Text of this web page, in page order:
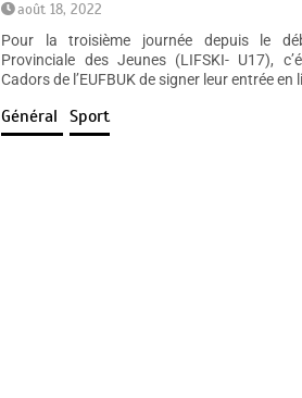
août 18, 2022
Pour la troisième journée depuis le
Provinciale des Jeunes (LIFSKI- U17),
Cadors de l’EUFBUK de signer leur entrée en
Général Sport